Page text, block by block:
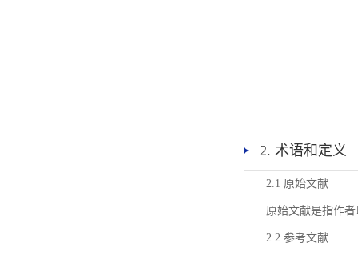
2. 术语和定义
2.1 原始文献
原始文献是指作
2.2 参考文献